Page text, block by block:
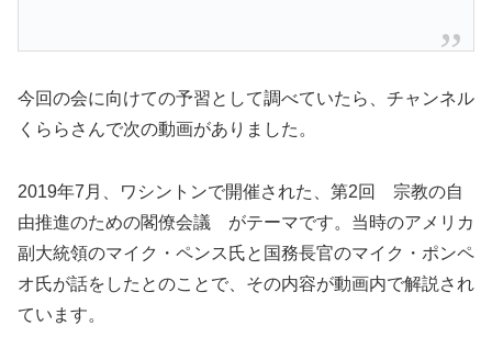
今回の会に向けての予習として調べていたら、チャンネル
くららさんで次の動画がありました。
2019年7月、ワシントンで開催された、第2回 宗教の自
由推進のための閣僚会議 がテーマです。当時のアメリカ
副大統領のマイク・ペンス氏と国務長官のマイク・ポンペ
オ氏が話をしたとのことで、その内容が動画内で解説され
ています。